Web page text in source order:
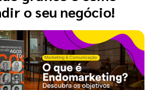
o seu negócio!